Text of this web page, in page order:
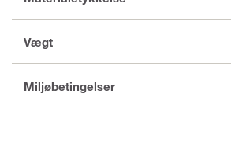
Vægt
Miljøbetingelser